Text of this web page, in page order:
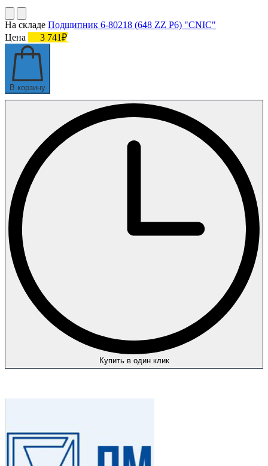
На складе Подшипник 6-80218 (648 ZZ P6) "CNIC"
Цена
3 741₽
В корзину
Купить в один клик